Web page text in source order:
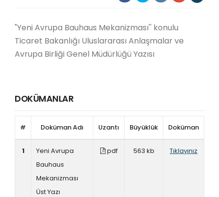
"Yeni Avrupa Bauhaus Mekanizması'' konulu
Ticaret Bakanlığı Uluslararası Anlaşmalar ve
Avrupa Birliği Genel Müdürlüğü Yazısı
DOKÜMANLAR
# Doküman Adı Uzantı Büyüklük Doküman
1
Yeni Avrupa
Bauhaus
Mekanizması
Üst Yazı
pdf 563 kb Tıklayınız